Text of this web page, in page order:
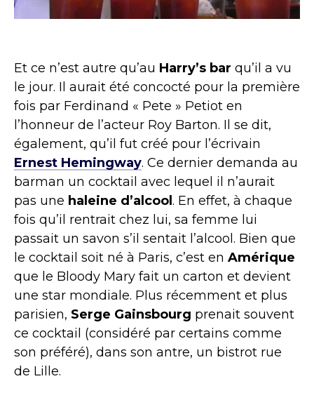
Et ce n’est autre qu’au Harry’s bar qu’il a vu
le jour. Il aurait été concocté pour la première
fois par Ferdinand « Pete » Petiot en
l’honneur de l’acteur Roy Barton. Il se dit,
également, qu’il fut créé pour l’écrivain
Ernest Hemingway. Ce dernier demanda au
barman un cocktail avec lequel il n’aurait
pas une haleine d’alcool. En effet, à chaque
fois qu’il rentrait chez lui, sa femme lui
passait un savon s’il sentait l’alcool. Bien que
le cocktail soit né à Paris, c’est en Amérique
que le Bloody Mary fait un carton et devient
une star mondiale. Plus récemment et plus
parisien, Serge Gainsbourg prenait souvent
ce cocktail (considéré par certains comme
son préféré), dans son antre, un bistrot rue
de Lille.